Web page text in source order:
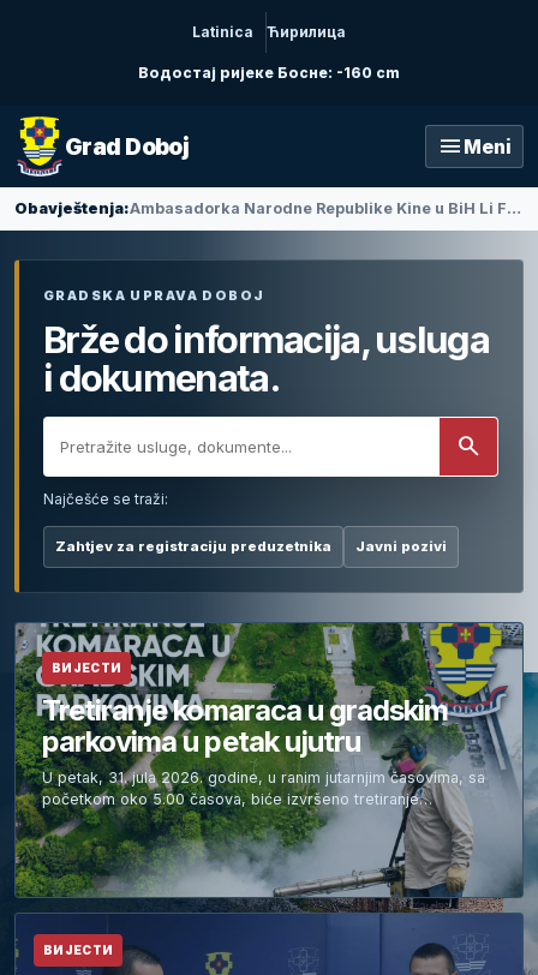
Latinica Ћирилица
Водостај ријеке Босне: -160 cm
Grad Doboj menu Meni
Obavještenja: Ambasadorka Narodne Republike Kine u BiH Li Fan posjetila Doboj
GRADSKA UPRAVA DOBOJ
Brže do informacija, usluga
i dokumenata.
search
Najčešće se traži:
Zahtjev za registraciju preduzetnika Javni pozivi
ВИЈЕСТИ
Tretiranje komaraca u gradskim
parkovima u petak ujutru
U petak, 31. jula 2026. godine, u ranim jutarnjim časovima, sa
početkom oko 5.00 časova, biće izvršeno tretiranje…
ВИЈЕСТИ